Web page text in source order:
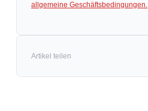
allgemeine Geschäftsbedingungen.
Artikel teilen